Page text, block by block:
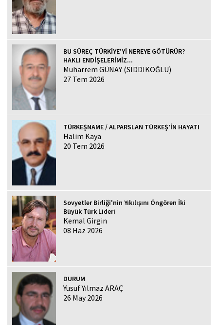
BU SÜREÇ TÜRKİYE’Yİ NEREYE GÖTÜRÜR?
HAKLI ENDİŞELERİMİZ...
Muharrem GÜNAY (SIDDIKOĞLU)
27 Tem 2026
TÜRKEŞNAME / ALPARSLAN TÜRKEŞ’İN HAYATI
Halim Kaya
20 Tem 2026
Sovyetler Birliği'nin Yıkılışını Öngören İki
Büyük Türk Lideri
Kemal Girgin
08 Haz 2026
DURUM
Yusuf Yılmaz ARAÇ
26 May 2026